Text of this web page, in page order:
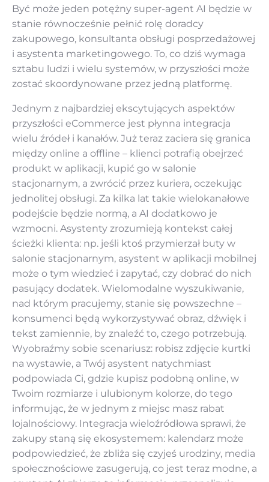
Być może jeden potężny super-agent AI będzie w
stanie równocześnie pełnić rolę doradcy
zakupowego, konsultanta obsługi posprzedażowej
i asystenta marketingowego. To, co dziś wymaga
sztabu ludzi i wielu systemów, w przyszłości może
zostać skoordynowane przez jedną platformę.
Jednym z najbardziej ekscytujących aspektów
przyszłości eCommerce jest płynna integracja
wielu źródeł i kanałów. Już teraz zaciera się granica
między online a offline – klienci potrafią obejrzeć
produkt w aplikacji, kupić go w salonie
stacjonarnym, a zwrócić przez kuriera, oczekując
jednolitej obsługi. Za kilka lat takie wielokanałowe
podejście będzie normą, a AI dodatkowo je
wzmocni. Asystenty zrozumieją kontekst całej
ścieżki klienta: np. jeśli ktoś przymierzał buty w
salonie stacjonarnym, asystent w aplikacji mobilnej
może o tym wiedzieć i zapytać, czy dobrać do nich
pasujący dodatek. Wielomodalne wyszukiwanie,
nad którym pracujemy, stanie się powszechne –
konsumenci będą wykorzystywać obraz, dźwięk i
tekst zamiennie, by znaleźć to, czego potrzebują.
Wyobraźmy sobie scenariusz: robisz zdjęcie kurtki
na wystawie, a Twój asystent natychmiast
podpowiada Ci, gdzie kupisz podobną online, w
Twoim rozmiarze i ulubionym kolorze, do tego
informując, że w jednym z miejsc masz rabat
lojalnościowy. Integracja wieloźródłowa sprawi, że
zakupy staną się ekosystemem: kalendarz może
podpowiedzieć, że zbliża się czyjeś urodziny, media
społecznościowe zasugerują, co jest teraz modne, a